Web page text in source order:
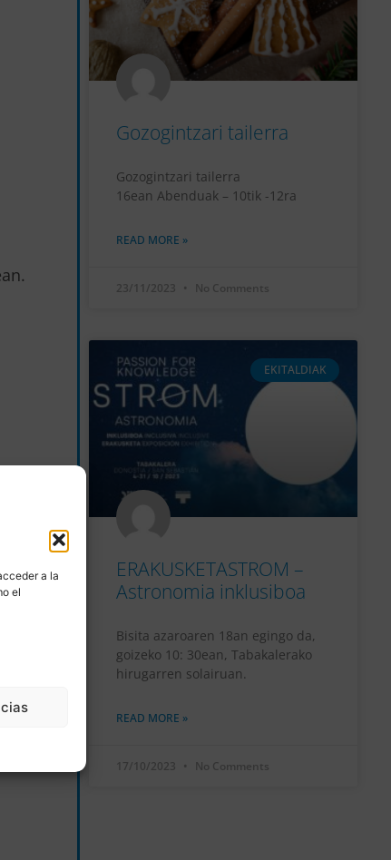
a la
el
Gozogintzari tailerra
Gozogintzari tailerra
16ean Abenduak – 10tik -12ra
READ MORE »
23/11/2023 No Comments
EKITALDIAK
ERAKUSKETASTROM –
Astronomia inklusiboa
Bisita azaroaren 18an egingo da,
goizeko 10: 30ean, Tabakalerako
hirugarren solairuan.
READ MORE »
17/10/2023 No Comments